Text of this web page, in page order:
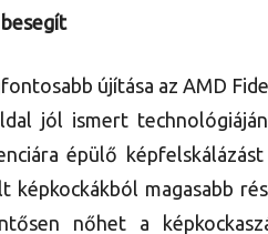
besegít
újítása az AMD
jól ismert
épülő
képkockákból magasabb
nőhet a